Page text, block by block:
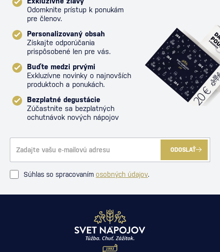
Odomknite prístup k ponukám
pre členov.
Personalizovaný obsah
Získajte odporúčania
prispôsobené len pre vás.
Buďte medzi prvými
Exkluzívne novinky o najnovších
produktoch a ponukách.
Bezplatné degustácie
Zúčastnite sa bezplatných
ochutnávok nových nápojov
ODOSLAŤ
Súhlas so spracovaním osobných údajov.